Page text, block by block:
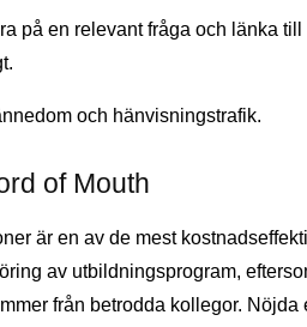
på en relevant fråga och länka till
och hänvisningstrafik.
of Mouth
är en av de mest
av utbildningsprogram,
från betrodda kollegor. Nöjda